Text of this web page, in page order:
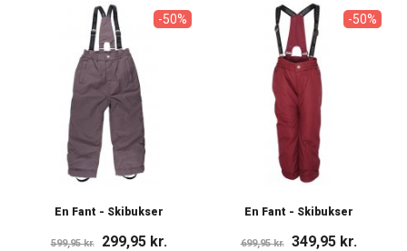
-50%
En Fant - Skibukser
599,95 kr. 299,95 kr.
-50%
En Fant - Skibukser
699,95 kr. 349,95 kr.